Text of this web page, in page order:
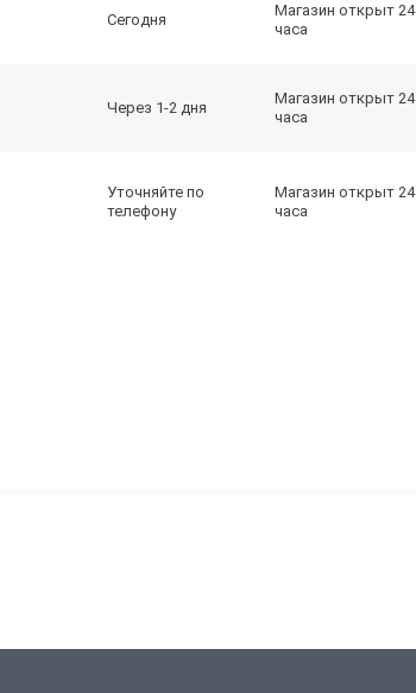
Сегодня
Магазин открыт 24
часа
Через 1-2 дня
Магазин открыт 24
часа
Уточняйте по
телефону
Магазин открыт 24
часа